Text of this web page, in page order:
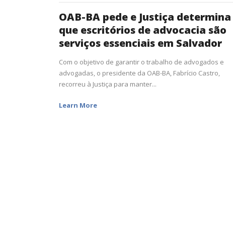
OAB-BA pede e Justiça determina
que escritórios de advocacia são
serviços essenciais em Salvador
Com o objetivo de garantir o trabalho de advogados e
advogadas, o presidente da OAB-BA, Fabrício Castro,
recorreu à Justiça para manter...
Learn More